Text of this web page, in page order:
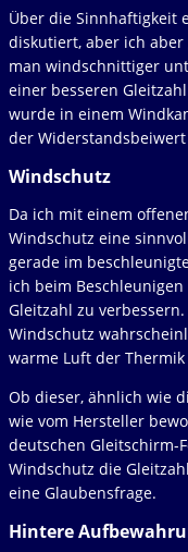
Über die Sinnhaftigkeit
diskutiert, aber ich aber
man windschnittiger
einer besseren
wurde in einem
der
Windschutz
Da ich mit einem
Windschutz eine
gerade im
ich beim
Gleitzahl zu
Windschutz
warme Luft der
Ob dieser, ähnlich wie
wie vom Hersteller
deutschen Gleitschirm-
Windschutz die
eine Glaubensfrage.
Hintere